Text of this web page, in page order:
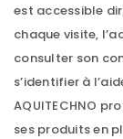
est accessible
chaque visite,
consulter son
s’identifier à
AQUITECHNO
ses produits en